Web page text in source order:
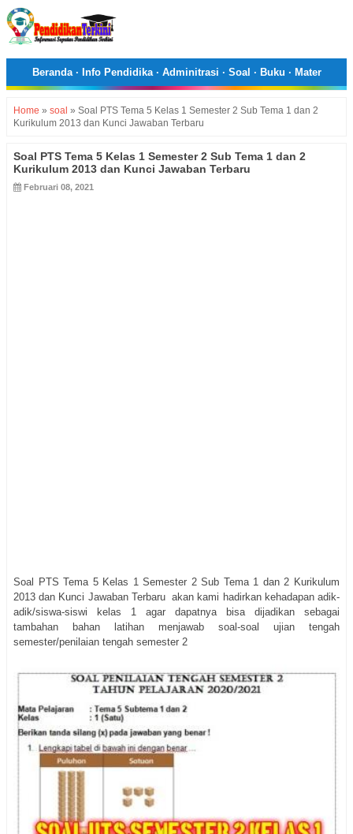
Beranda· Info Pendidika· Adminitrasi · Soal · Buku · Mater
Home » soal » Soal PTS Tema 5 Kelas 1 Semester 2 Sub Tema 1 dan 2
Kurikulum 2013 dan Kunci Jawaban Terbaru
Soal PTS Tema 5 Kelas 1 Semester 2 Sub Tema 1 dan 2
Kurikulum 2013 dan Kunci Jawaban Terbaru
Februari 08, 2021
Soal PTS Tema 5 Kelas 1 Semester 2 Sub Tema 1 dan 2 Kurikulum
2013 dan Kunci Jawaban Terbaru akan kami hadirkan kehadapan adik-
adik/siswa-siswi kelas 1 agar dapatnya bisa dijadikan sebagai
tambahan bahan latihan menjawab soal-soal ujian tengah
semester/penilaian tengah semester 2